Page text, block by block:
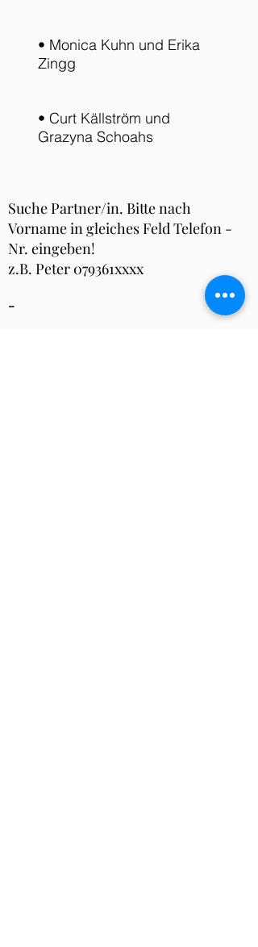
• Monica Kuhn und Erika
Zingg
• Curt Källström und
Grazyna Schoahs
Suche Partner/in. Bitte nach
Vorname in gleiches Feld Telefon -
Nr. eingeben!
z.B. Peter 079361xxxx
-